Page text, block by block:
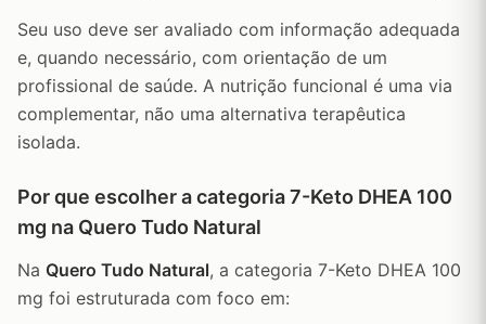
Seu uso deve ser avaliado com informação adequada
e, quando necessário, com orientação de um
profissional de saúde. A nutrição funcional é uma via
complementar, não uma alternativa terapêutica
isolada.
Por que escolher a categoria 7-Keto DHEA 100
mg na Quero Tudo Natural
Na Quero Tudo Natural, a categoria 7-Keto DHEA 100
mg foi estruturada com foco em: